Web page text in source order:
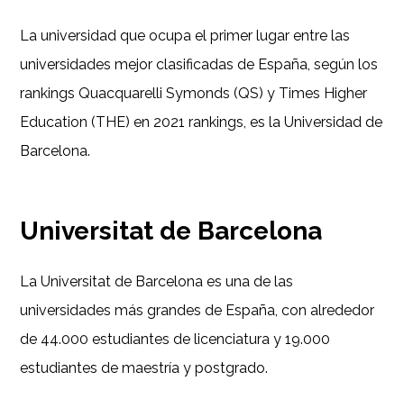
La universidad que ocupa el primer lugar entre las
universidades mejor clasificadas de España, según los
rankings Quacquarelli Symonds (QS) y Times Higher
Education (THE) en 2021 rankings, es la Universidad de
Barcelona.
Universitat de Barcelona
La Universitat de Barcelona es una de las
universidades más grandes de España, con alrededor
de 44.000 estudiantes de licenciatura y 19.000
estudiantes de maestría y postgrado.